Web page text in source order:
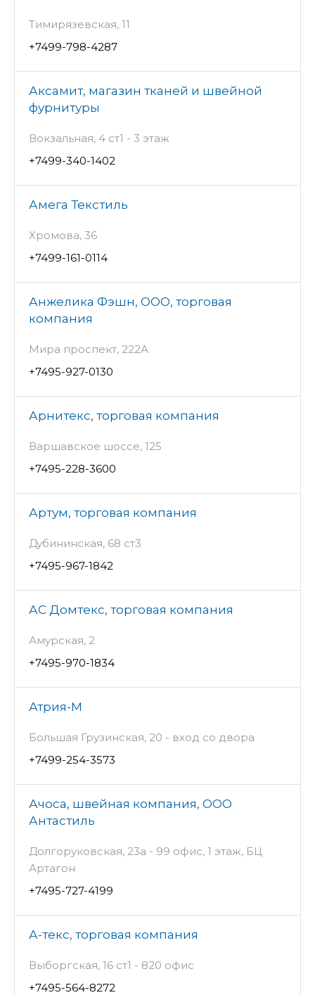
Тимирязевская, 11
+7499-798-4287
Аксамит, магазин тканей и швейной
фурнитуры
Вокзальная, 4 ст1 - 3 этаж
+7499-340-1402
Амега Текстиль
Хромова, 36
+7499-161-0114
Анжелика Фэшн, ООО, торговая
компания
Мира проспект, 222А
+7495-927-0130
Арнитекс, торговая компания
Варшавское шоссе, 125
+7495-228-3600
Артум, торговая компания
Дубининская, 68 ст3
+7495-967-1842
АС Домтекс, торговая компания
Амурская, 2
+7495-970-1834
Атрия-М
Большая Грузинская, 20 - вход со двора
+7499-254-3573
Ачоса, швейная компания, ООО
Антастиль
Долгоруковская, 23а - 99 офис, 1 этаж, БЦ
Артагон
+7495-727-4199
А-текс, торговая компания
Выборгская, 16 ст1 - 820 офис
+7495-564-8272